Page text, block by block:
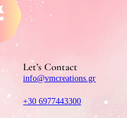
Let’s Contact
info@vmcreations.gr
+30 6977443300